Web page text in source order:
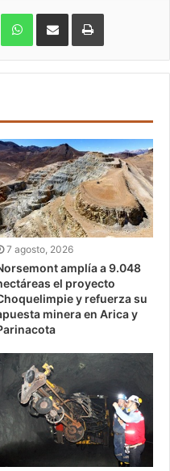
Pinterest WhatsApp
7 agosto, 2026
amplía a 9.048
el proyecto
y refuerza su
minera en Arica y